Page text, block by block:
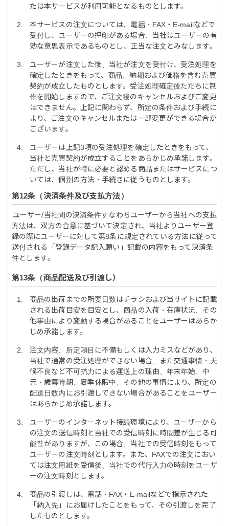
たは本サービスが利用可能となるものとします。
本サービスの注文については、電話・FAX・E-mailなどで
受付し、ユーザーの押印がある場合、当社はユーザーの有
効な意思表示であるものとし、正当な注文とみなします。
ユーザーが注文した後、当社が注文を受付け、受注処理を
確定したときをもって、商品、納期および価格を含む売買
契約が成立したものとします。受注処理確定後ただちに制
作を開始しますので、ご注文後のキャンセルおよびご変更
はできません。上記に関わらず、所定の条件および手続に
より、ご注文のキャンセルまたは一部変更ができる場合が
ございます。
ユーザーは上記3項の受注処理を確定したときをもって、
当社と売買契約が成立することをあらかじめ承諾します。
ただし、当社が特に必要と認める商品またはサービスにつ
いては、個別の方法・手続きに従うものとします。
決済条件及び支払方法
ユーザー/当社間の決済条件すなわちユーザーから当社への支払
方法は、双方の合意に基づいて決定され、当社よりユーザー登
録の際にユーザーに対して第8条に規定されている方法に従って
送付される「登録データ記入願い」記載の内容をもって決済条
件とします。
商品配送及び引渡し
商品の出荷までの所要日数はチラシおよび当サイトに記載
される出荷目安を目安とし、商品の入荷・在庫状況、その
他事由により変動する場合があることをユーザーはあらか
じめ承諾します。
注文内容、所定項目に不備もしくは入力ミスなどがあり、
当社で通常の受注処理ができない場合、また交通事情・天
候不良など不可抗力による運送上の理由、年末年始、中
元・歳暮時期、夏季休暇中、その他の事情により、所定の
配送日数内にお引渡しできない場合があることをユーザー
はあらかじめ承諾します。
ユーザーのインターネット接続環境により、ユーザーから
の注文の送信時刻と当社での受信時刻に時間差が生じる可
能性がありますが、この場合、当社での受信時刻をもって
ユーザーの注文時刻とします。また、FAXでの注文におい
ては注文用紙を受信後、当社での代行入力の時刻をユーザ
ーの注文時刻とします。
商品の引渡しは、電話・FAX・E-mailなどで指示された
「納入先」にお届けしたことをもって、その引渡しを完了
したものとします。